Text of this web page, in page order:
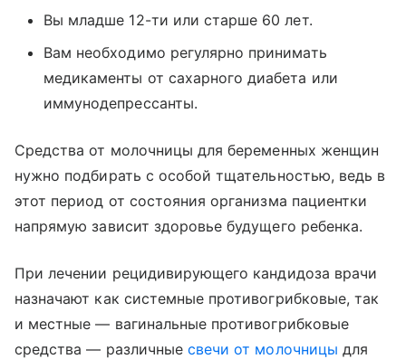
Вы младше 12-ти или старше 60 лет.
Вам необходимо регулярно принимать
медикаменты от сахарного диабета или
иммунодепрессанты.
Средства от молочницы для беременных женщин
нужно подбирать с особой тщательностью, ведь в
этот период от состояния организма пациентки
напрямую зависит здоровье будущего ребенка.
При лечении рецидивирующего кандидоза врачи
назначают как системные противогрибковые, так
и местные — вагинальные противогрибковые
средства — различныесвечи от молочницы для